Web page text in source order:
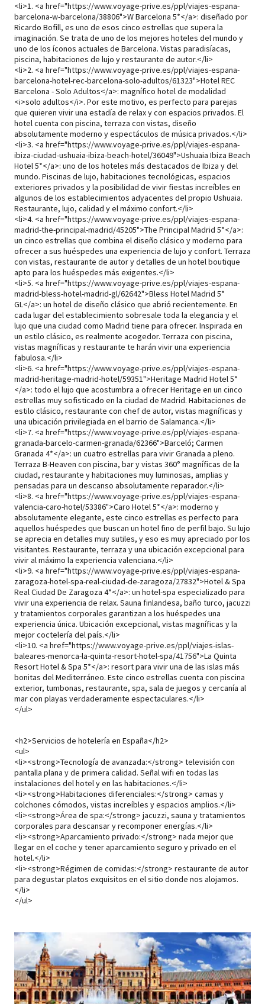
<li>1. <a href="https://www.voyage-prive.es/ppl/viajes-espana-
barcelona-w-barcelona/38806">WBarcelona 5*</a>: diseñado por
Ricardo Bofill, es uno de esos cinco estrellas que supera la
imaginación. Se trata de uno de los mejores hoteles del mundo y
uno de los íconos actuales de Barcelona. Vistas paradisíacas,
piscina, habitaciones de lujo y restaurante de autor.</li>
<li>2. <a href="https://www.voyage-prive.es/ppl/viajes-espana-
barcelona-hotel-rec-barcelona-solo-adultos/61323">HotelREC
Barcelona - Solo Adultos</a>: magnífico hotel de modalidad
<i>solo adultos</i>. Por este motivo, es perfecto para parejas
que quieren vivir una estadía de relax y con espacios privados. El
hotel cuenta con piscina, terraza con vistas, diseño
absolutamente moderno y espectáculos de música privados.</li>
<li>3. <a href="https://www.voyage-prive.es/ppl/viajes-espana-
ibiza-ciudad-ushuaia-ibiza-beach-hotel/36049">Ushuaia Ibiza Beach
Hotel 5*</a>: uno de los hoteles más destacados de Ibiza y del
mundo. Piscinas de lujo, habitaciones tecnológicas, espacios
exteriores privados y la posibilidad de vivir fiestas increíbles en
algunos de los establecimientos adyacentes del propio Ushuaia.
Restaurante, lujo, calidad y el máximo confort.</li>
<li>4. <a href="https://www.voyage-prive.es/ppl/viajes-espana-
madrid-the-principal-madrid/45205">The Principal Madrid 5*</a>:
un cinco estrellas que combina el diseño clásico y moderno para
ofrecer a sus huéspedes una experiencia de lujo y confort. Terraza
con vistas, restaurante de autor y detalles de un hotel boutique
apto para los huéspedes más exigentes.</li>
<li>5. <a href="https://www.voyage-prive.es/ppl/viajes-espana-
madrid-bless-hotel-madrid-gl/62642">Bless Hotel Madrid 5*
GL</a>: un hotel de diseño clásico que abrió recientemente. En
cada lugar del establecimiento sobresale toda la elegancia y el
lujo que una ciudad como Madrid tiene para ofrecer. Inspirada en
un estilo clásico, es realmente acogedor. Terraza con piscina,
vistas magníficas y restaurante te harán vivir una experiencia
fabulosa.</li>
<li>6. <a href="https://www.voyage-prive.es/ppl/viajes-espana-
madrid-heritage-madrid-hotel/59351">Heritage Madrid Hotel 5*
</a>: todo el lujo que acostumbra a ofrecer Heritage en un cinco
estrellas muy sofisticado en la ciudad de Madrid. Habitaciones de
estilo clásico, restaurante con chef de autor, vistas magníficas y
una ubicación privilegiada en el barrio de Salamanca.</li>
<li>7. <a href="https://www.voyage-prive.es/ppl/viajes-espana-
granada-barcelo-carmen-granada/62366">Barceló; Carmen
Granada 4*</a>: un cuatro estrellas para vivir Granada a pleno.
Terraza B-Heaven con piscina, bar y vistas 360° magníficas de la
ciudad, restaurante y habitaciones muy luminosas, amplias y
pensadas para un descanso absolutamente reparador.</li>
<li>8. <a href="https://www.voyage-prive.es/ppl/viajes-espana-
valencia-caro-hotel/53386">Caro Hotel 5*</a>: moderno y
absolutamente elegante, este cinco estrellas es perfecto para
aquellos huéspedes que buscan un hotel fino de perfil bajo. Su lujo
se aprecia en detalles muy sutiles, y eso es muy apreciado por los
visitantes. Restaurante, terraza y una ubicación excepcional para
vivir al máximo la experiencia valenciana.</li>
<li>9. <a href="https://www.voyage-prive.es/ppl/viajes-espana-
zaragoza-hotel-spa-real-ciudad-de-zaragoza/27832">Hotel& Spa
Real Ciudad De Zaragoza 4*</a>: un hotel-spa especializado para
vivir una experiencia de relax. Sauna finlandesa, baño turco, jacuzzi
y tratamientos corporales garantizan a los huéspedes una
experiencia única. Ubicación excepcional, vistas magníficas y la
mejor coctelería del país.</li>
<li>10. <a href="https://www.voyage-prive.es/ppl/viajes-islas-
baleares-menorca-la-quinta-resort-hotel-spa/41756">La Quinta
Resort Hotel & Spa 5*</a>: resort para vivir una de las islas más
bonitas del Mediterráneo. Este cinco estrellas cuenta con piscina
exterior, tumbonas, restaurante, spa, sala de juegos y cercanía al
mar con playas verdaderamente espectaculares.</li>
</ul>
<h2>Servicios de hotelería en España</h2>
<ul>
<li><strong>Tecnología de avanzada:</strong> televisión con
pantalla plana y de primera calidad. Señal wifi en todas las
instalaciones del hotel y en las habitaciones.</li>
<li><strong>Habitaciones diferenciales:</strong> camas y
colchones cómodos, vistas increíbles y espacios amplios.</li>
<li><strong>Área de spa:</strong> jacuzzi, sauna y tratamientos
corporales para descansar y recomponer energías.</li>
<li><strong>Aparcamiento privado:</strong> nada mejor que
llegar en el coche y tener aparcamiento seguro y privado en el
hotel.</li>
<li><strong>Régimen de comidas:</strong> restaurante de autor
para degustar platos exquisitos en el sitio donde nos alojamos.
</li>
</ul>